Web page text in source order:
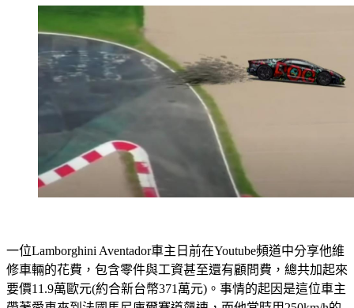
一位Lamborghini Aventador車主日前在Youtube頻道中分享他維
修車輛的花費，包含零件與工資甚至還有顧問費，總共加起來